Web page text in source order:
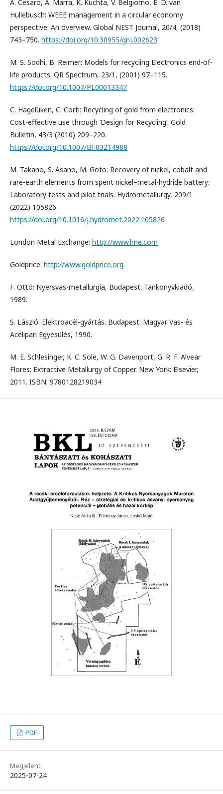
A. Cesaro, A. Marra, K. Kuchta, V. Belgiorno, E. D. van
Hullebusch: WEEE management in a circular economy
perspective: An overview. Global NEST Journal, 20/4, (2018)
743–750. https://doi.org/10.30955/gnj.002623
M. S. Sodhi, B. Reimer: Models for recycling Electronics end-of-
life products. QR Spectrum, 23/1, (2001) 97–115.
https://doi.org/10.1007/PL00013347
C. Hagelüken, C. Corti: Recycling of gold from electronics:
Cost-effective use through ‘Design for Recycling’. Gold
Bulletin, 43/3 (2010) 209–220.
https://doi.org/10.1007/BF03214988
M. Takano, S. Asano, M. Goto: Recovery of nickel, cobalt and
rare-earth elements from spent nickel–metal-hydride battery:
Laboratory tests and pilot trials. Hydrometallurgy, 209/1
(2022) 105826.
https://doi.org/10.1016/j.hydromet.2022.105826
London Metal Exchange: http://www.lme.com
Goldprice: http://www.goldprice.org.
F. Ottó: Nyersvas-metallurgia, Budapest: Tankönyvkiadó,
1989.
S. László: Elektroacél-gyártás. Budapest: Magyar Vas- és
Acélipari Egyesülés, 1990.
M. E. Schlesinger, K. C. Sole, W. G. Davenport, G. R. F. Alvear
Flores: Extractive Metallurgy of Copper. New York: Elsevier,
2011. ISBN: 9780128219034
PDF
Megjelent
2025-07-24